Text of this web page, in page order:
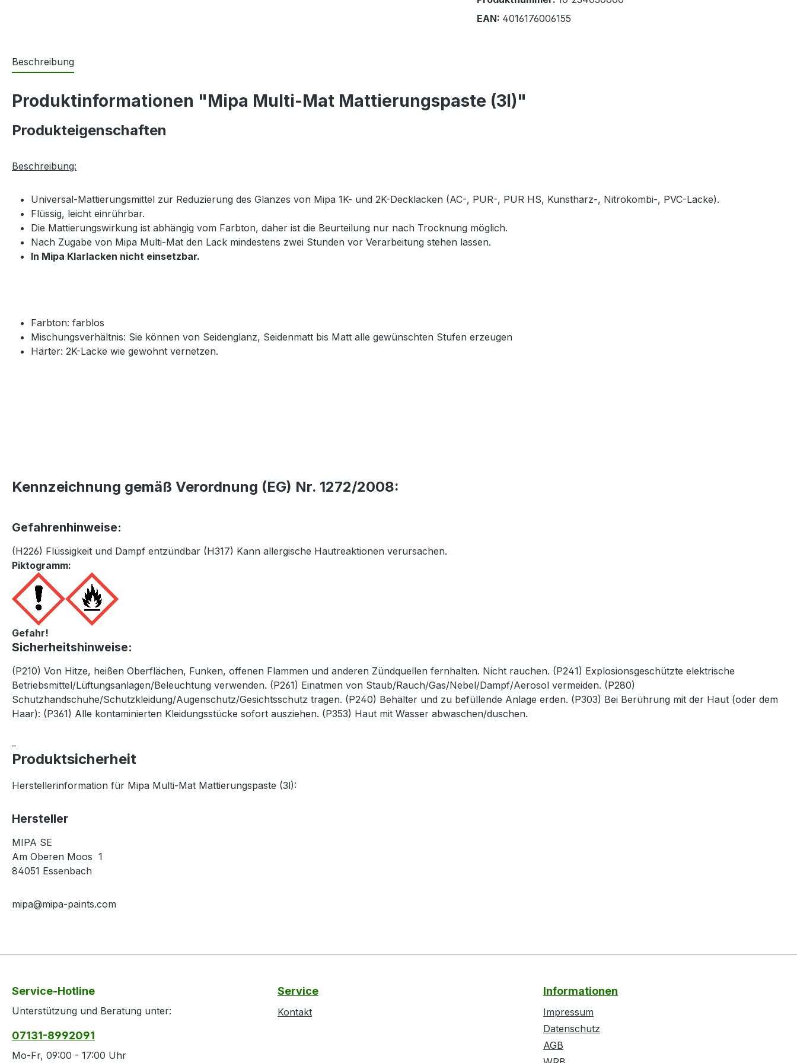
EAN: 4016176006155
Beschreibung
Produktinformationen "Mipa Multi-Mat Mattierungspaste (3l)"
Produkteigenschaften
Beschreibung:
Universal-Mattierungsmittel zur Reduzierung des Glanzes von Mipa 1K- und 2K-Decklacken (AC-, PUR-, PUR HS, Kunstharz-, Nitrokombi-, PVC-Lacke).
Flüssig, leicht einrührbar.
Die Mattierungswirkung ist abhängig vom Farbton, daher ist die Beurteilung nur nach Trocknung möglich.
Nach Zugabe von Mipa Multi-Mat den Lack mindestens zwei Stunden vor Verarbeitung stehen lassen.
In Mipa Klarlacken nicht einsetzbar.
Farbton: farblos
Mischungsverhältnis: Sie können von Seidenglanz, Seidenmatt bis Matt alle gewünschten Stufen erzeugen
Härter: 2K-Lacke wie gewohnt vernetzen.
Kennzeichnung gemäß Verordnung (EG) Nr. 1272/2008:
Gefahrenhinweise:
(H226) Flüssigkeit und Dampf entzündbar (H317) Kann allergische Hautreaktionen verursachen.
Piktogramm:
Gefahr!
Sicherheitshinweise:
(P210) Von Hitze, heißen Oberflächen, Funken, offenen Flammen und anderen Zündquellen fernhalten. Nicht rauchen. (P241) Explosionsgeschützte elektrische
Betriebsmittel/Lüftungsanlagen/Beleuchtung verwenden. (P261) Einatmen von Staub/Rauch/Gas/Nebel/Dampf/Aerosol vermeiden. (P280)
Schutzhandschuhe/Schutzkleidung/Augenschutz/Gesichtsschutz tragen. (P240) Behälter und zu befüllende Anlage erden. (P303) Bei Berührung mit der Haut (oder dem
Haar): (P361) Alle kontaminierten Kleidungsstücke sofort ausziehen. (P353) Haut mit Wasser abwaschen/duschen.
Produktsicherheit
Herstellerinformation für Mipa Multi-Mat Mattierungspaste (3l):
Hersteller
MIPA SE
Am Oberen Moos 1
84051 Essenbach
mipa@mipa-paints.com
Service-Hotline
Unterstützung und Beratung unter:
07131-8992091
Mo-Fr, 09:00 - 17:00 Uhr
Service
Kontakt
Informationen
Impressum
Datenschutz
AGB